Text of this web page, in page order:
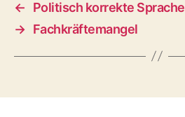
←
Politisch korrekte Sprache
→ Fachkräftemangel